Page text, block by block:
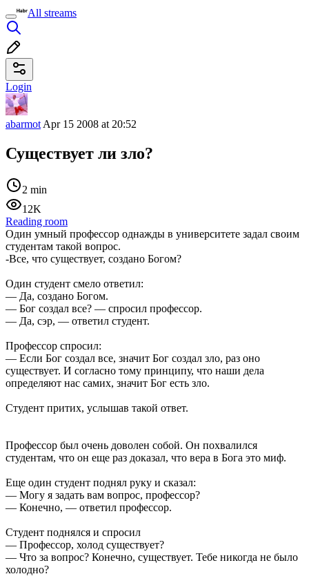
All streams
Login
abarmot Apr 15 2008 at 20:52
Существует ли зло?
2 min
12K
Reading room
Один умный профессор однажды в университете задал своим
студентам такой вопрос.
-Все, что существует, создано Богом?
Один студент смело ответил:
— Да, создано Богом.
— Бог создал все? — спросил профессор.
— Да, сэр, — ответил студент.
Профессор спросил:
— Если Бог создал все, значит Бог создал зло, раз оно
существует. И согласно тому принципу, что наши дела
определяют нас самих, значит Бог есть зло.
Студент притих, услышав такой ответ.
Профессор был очень доволен собой. Он похвалился
студентам, что он еще раз доказал, что вера в Бога это миф.
Еще один студент поднял руку и сказал:
— Могу я задать вам вопрос, профессор?
— Конечно, — ответил профессор.
Студент поднялся и спросил
— Профессор, холод существует?
— Что за вопрос? Конечно, существует. Тебе никогда не было
холодно?